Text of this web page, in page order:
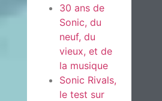
30 ans de
Sonic, du
neuf, du
vieux, et de
la musique
Sonic Rivals,
le test sur